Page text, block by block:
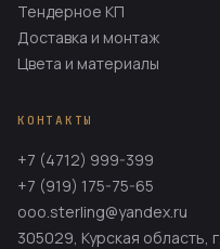
Тендерное КП
Доставка и монтаж
Цвета и материалы
КОНТАКТЫ
+7 (4712) 999-399
+7 (919) 175-75-65
ooo.sterling@yandex.ru
305029, Курская область,